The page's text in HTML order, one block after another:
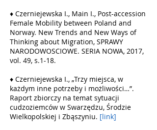
♦ Czerniejewska I., Main I., Post-accession
Female Mobility between Poland and
Norway. New Trends and New Ways of
Thinking about Migration, SPRAWY
NARODOWOSCIOWE. SERIA NOWA, 2017,
vol. 49, s.1-18.
♦ Czerniejewska I., „Trzy miejsca, w
każdym inne potrzeby i możliwości…”.
Raport zbiorczy na temat sytuacji
cudzoziemców w Swarzędzu, Środzie
Wielkopolskiej i Zbąszyniu. [link]